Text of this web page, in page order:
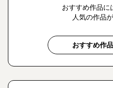
おすすめ作品に
人気の作品
おすすめ作